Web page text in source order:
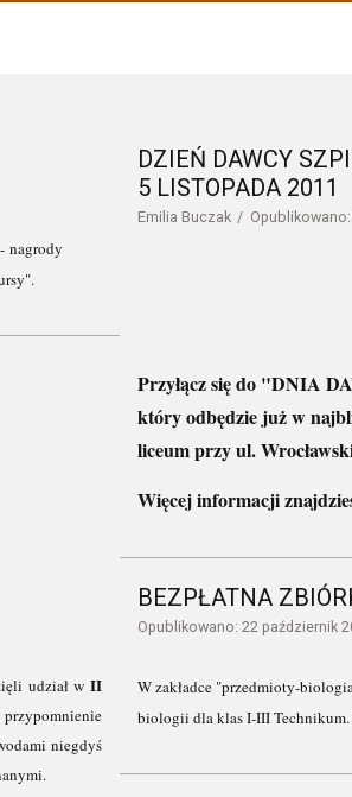
nagrody
DZIEŃ DAWCY
5 LISTOPADA 2011
Emilia Buczak
Przyłącz się do "DNIA
który odbędzie już w
liceum przy ul.
Więcej informacji
udział w II
niegdyś
BEZPŁATNA
Opublikowano: 22 październik
W zakładce "przedmioty-
biologii dla klas I-III